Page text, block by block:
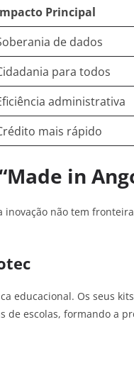
Principal
de dados
para todos
administrativa
mais rápido
in
não tem
educacional. Os seus
de escolas, formando a